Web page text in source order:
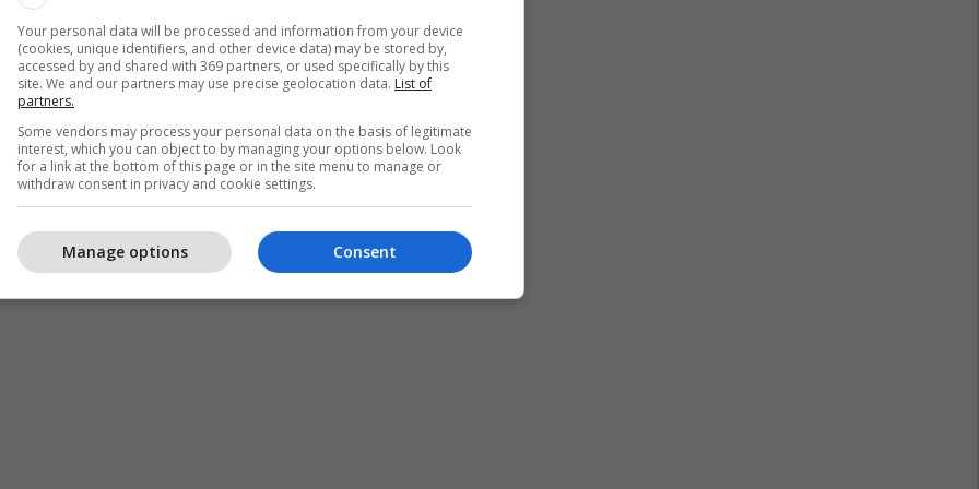
se kredia është trajtuar edhe përmes
ndërsa banka ka paraqitur kallëzim
se, sipas autoriteteve, nuk janë ofruar prova të
e kredive në emër të qytetares.
në prani të mbrojtësve ligjorë dhe me
u është caktuar masa e ndalimit prej 48 orësh.
në aspektin financiar për të zbardhur
prej 25 mijë eurosh dhe rrethanat e
Your personal data will be processed and information from your device
(cookies, unique identifiers, and other device data) may be stored by,
accessed by and shared with 369 partners, or used specifically by this
site. We and our partners may use precise geolocation data. List of
partners.
Some vendors may process your personal data on the basis of legitimate
interest, which you can object to by managing your options below. Look
for a link at the bottom of this page or in the site menu to manage or
withdraw consent in privacy and cookie settings.
Consent
Manage options